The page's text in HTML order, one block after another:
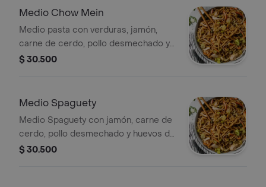
Medio Chow Mein
Medio pasta con verduras, jamón,
carne de cerdo, pollo desmechado y
huevos de codorniz.
$ 30.500
Medio Spaguety
Medio Spaguety con jamón, carne de
cerdo, pollo desmechado y huevos de
codorniz.
$ 30.500